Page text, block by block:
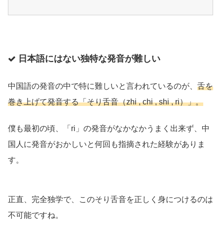
日本語にはない独特な発音が難しい
中国語の発音の中で特に難しいと言われているのが、 舌を
巻き上げて発音する「そり舌音（zhi , chi , shi , ri）」。
僕も最初の頃、「ri」の発音がなかなかうまく出来ず、中
国人に発音がおかしいと何回も指摘された経験がありま
す。
正直、完全独学で、このそり舌音を正しく身につけるのは
不可能ですね。